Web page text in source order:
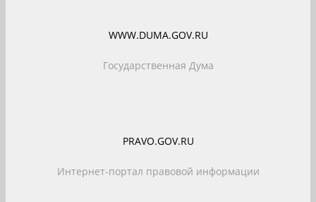
WWW.DUMA.GOV.RU
Государственная Дума
PRAVO.GOV.RU
Интернет-портал правовой информации